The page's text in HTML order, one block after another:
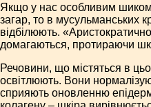
Якщо у нас особливим
загар, то в мусульманських
відбілюють.
домагаються, протираючи
Речовини, що містяться в
освітлюють. Вони
сприяють оновленню